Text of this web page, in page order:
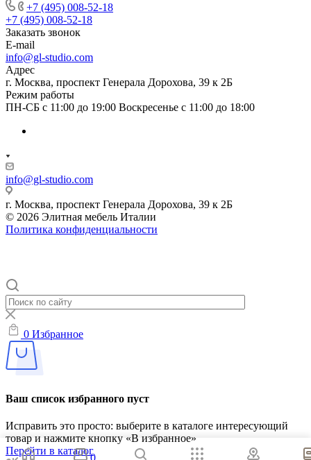
+7 (495) 008-52-18
+7 (495) 008-52-18
Заказать звонок
E-mail
info@gl-studio.com
Адрес
г. Москва, проспект Генерала Дорохова, 39 к 2Б
Режим работы
ПН-СБ с 11:00 до 19:00 Воскресенье с 11:00 до 18:00
info@gl-studio.com
г. Москва, проспект Генерала Дорохова, 39 к 2Б
© 2026 Элитнaя мeбeль Итaлии
Политика конфиденциальности
0 Избранное
Ваш список избранного пуст
Исправить это просто: выберите в каталоге интересующий
товар и нажмите кнопку «В избранное»
Перейти в каталог
0